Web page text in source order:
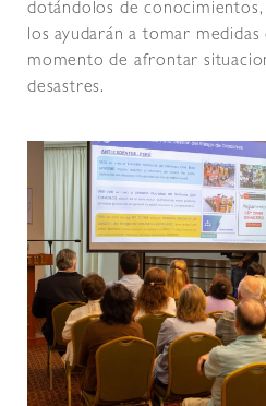
dotándolos de
los ayudarán a tomar
momento de afrontar
desastres.